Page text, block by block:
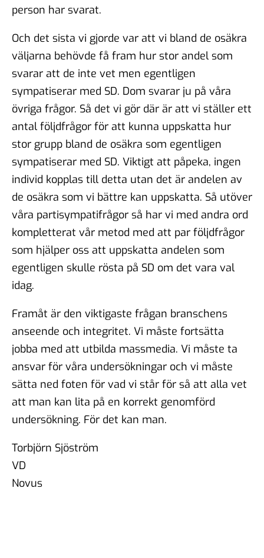
person har svarat.
Och det sista vi gjorde var att vi bland de osäkra
väljarna behövde få fram hur stor andel som
svarar att de inte vet men egentligen
sympatiserar med SD. Dom svarar ju på våra
övriga frågor. Så det vi gör där är att vi ställer ett
antal följdfrågor för att kunna uppskatta hur
stor grupp bland de osäkra som egentligen
sympatiserar med SD. Viktigt att påpeka, ingen
individ kopplas till detta utan det är andelen av
de osäkra som vi bättre kan uppskatta. Så utöver
våra partisympatifrågor så har vi med andra ord
kompletterat vår metod med att par följdfrågor
som hjälper oss att uppskatta andelen som
egentligen skulle rösta på SD om det vara val
idag.
Framåt är den viktigaste frågan branschens
anseende och integritet. Vi måste fortsätta
jobba med att utbilda massmedia. Vi måste ta
ansvar för våra undersökningar och vi måste
sätta ned foten för vad vi står för så att alla vet
att man kan lita på en korrekt genomförd
undersökning. För det kan man.
Torbjörn Sjöström
VD
Novus